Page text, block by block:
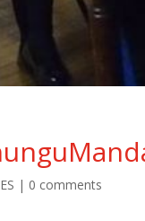
| 0 comments